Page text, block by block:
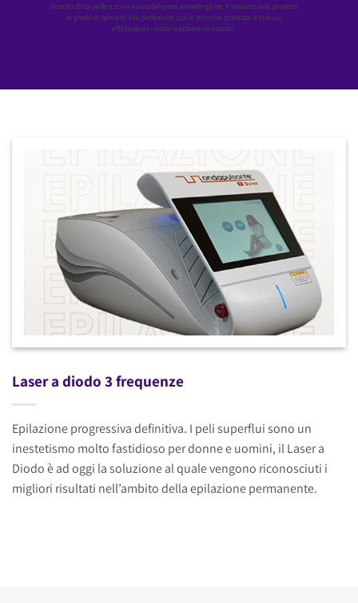
rispetto della pelle e sono assolutamente antiallergiche. Trattiamo solo prodotti
in grado di sposarsi alla perfezione con le tecniche praticate e con cui
effettuiamo i nostri trattamenti estetici.
Laser a diodo 3 frequenze
Epilazione progressiva definitiva. I peli superflui sono un
inestetismo molto fastidioso per donne e uomini, il Laser a
Diodo è ad oggi la soluzione al quale vengono riconosciuti i
migliori risultati nell’ambito della epilazione permanente.